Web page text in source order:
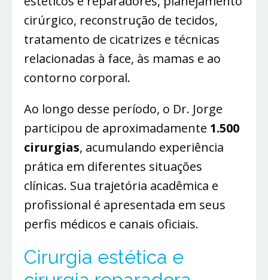
cirúrgico, reconstrução de tecidos,
tratamento de cicatrizes e técnicas
relacionadas à face, às mamas e ao
contorno corporal.
Ao longo desse período, o Dr. Jorge
participou de aproximadamente 1.500
cirurgias, acumulando experiência
prática em diferentes situações
clínicas. Sua trajetória acadêmica e
profissional é apresentada em seus
perfis médicos e canais oficiais.
Cirurgia estética e